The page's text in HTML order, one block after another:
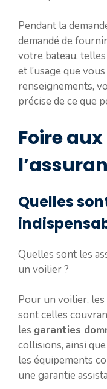
Pendant la
demandé de
votre bateau,
et l’usage que
renseignements,
précise de ce que
Foire
Quelles
Quelles sont les
un voilier ?
Pour un voilier,
sont celles
les garanties
collisions, ainsi que
les équipements
une garantie